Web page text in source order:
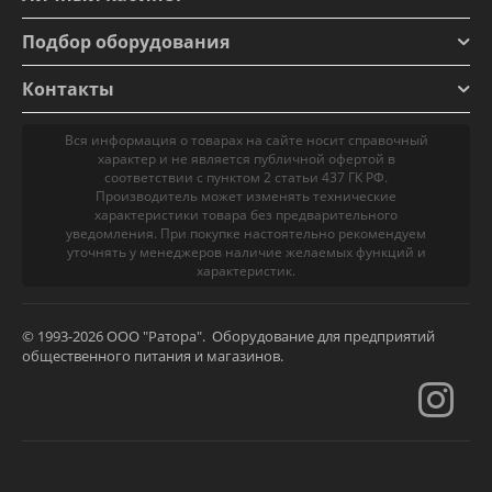
Подбор оборудования
Контакты
Вся информация о товарах на сайте носит справочный
характер и не является публичной офертой в
соответствии с пунктом 2 статьи 437 ГК РФ.
Производитель может изменять технические
характеристики товара без предварительного
уведомления. При покупке настоятельно рекомендуем
уточнять у менеджеров наличие желаемых функций и
характеристик.
© 1993-2026 ООО "Ратора". Оборудование для предприятий
общественного питания и магазинов.